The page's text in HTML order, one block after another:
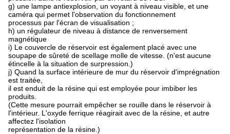
g) une lampe antiexplosion, un voyant à niveau visible, et une
caméra qui permet l'observation du fonctionnement
processus par l'écran de visualisation ;
h) un régulateur de niveau à distance de renversement
magnétique
i) Le couvercle de réservoir est également placé avec une
soupape de sûreté de scellage molle de vitesse. (n'est aucune
étincelle à la situation de surpression.)
j) Quand la surface intérieure de mur du réservoir d'imprégnation
est traitée,
il est enduit de la résine qui est employée pour imbiber les
produits.
(Cette mesure pourrait empêcher se rouille dans le réservoir à
l'intérieur. L'oxyde ferrique réagirait avec de la résine, et autre
affectez l'isolation
représentation de la résine.)